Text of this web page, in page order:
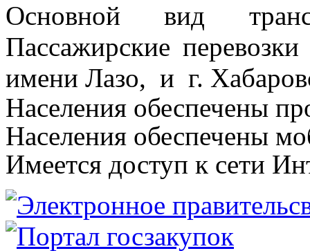
Основной вид
Пассажирские
имени Лазо, и г.
Населения обеспечены
Населения обеспечены
Имеется доступ к сети